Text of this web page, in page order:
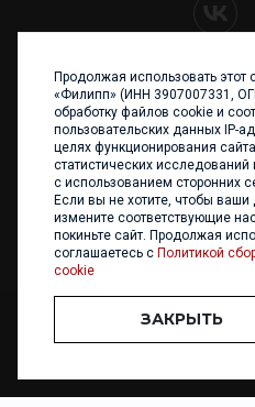
+7 (4012)
236017
ул.
Телефон: +7
+7 4012
ООО «ФИЛИПП» © 2013 -
Разработка и
Продолжая использовать
«Филипп» (ИНН 3907007331,
обработку файлов cookie и
пользовательских данных IP-
целях функционирования
статистических
с использованием сторонних
Если вы не хотите, чтобы
измените соответствующие
покиньте сайт. Продолжая
соглашаетесь с Политикой
cookie
ЗАКРЫТЬ